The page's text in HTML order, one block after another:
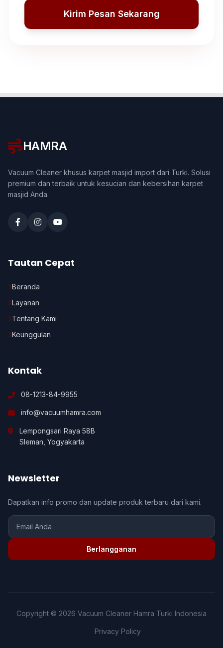
Kirim Pesan Sekarang
HAMRA
Vacuum Cleaner khusus karpet masjid import dari Turki. Solusi
premium dan terbaik untuk kesucian dan kebersihan karpet
masjid Anda.
Tautan Cepat
Beranda
Layanan
Tentang Kami
Keunggulan
Kontak
08-1213-84-9955
info@vacuumhamra.com
Lempongsari Raya 58B
Sleman, Yogyakarta
Newsletter
Dapatkan info promo dan update produk terbaru dari kami.
Berlangganan
Copyright © 2026 Vacuum Cleaner Hamra Turki Indonesia
Privacy Policy